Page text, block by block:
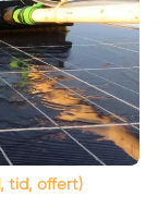
tid, offert)